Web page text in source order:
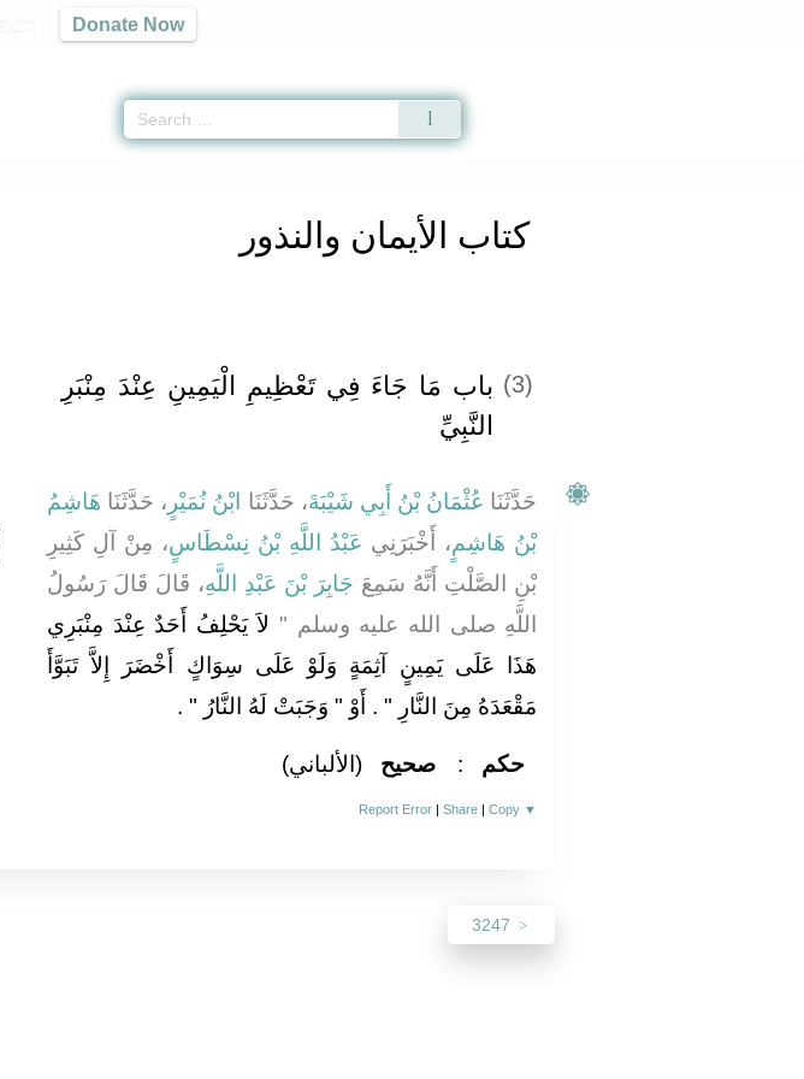
Donate Now
كتاب الأيمان والنذور
(3) باب مَا جَاءَ فِي تَعْظِيمِ الْيَمِينِ عِنْدَ مِنْبَرِ
النَّبِيِّ
حَدَّثَنَا عُثْمَانُ بْنُ أَبِي شَيْبَةَ، حَدَّثَنَا ابْنُ نُمَيْرٍ ، حَدَّثَنَا هَاشِمُ
بْنُ هَاشِمٍ، أَخْبَرَنِي عَبْدُ اللَّهِ بْنُ نِسْطَاسٍ، مِنْ آلِ كَثِيرِ
بْنِ الصَّلْتِ أَنَّهُ سَمِعَ جَابِرَ بْنَ عَبْدِ اللَّهِ، قَالَ قَالَ رَسُولُ
اللَّهِ صلى الله عليه وسلم ‏"‏ لاَ يَحْلِفُ أَحَدٌ عِنْدَ مِنْبَرِي
هَذَا عَلَى يَمِينٍ آثِمَةٍ وَلَوْ عَلَى سِوَاكٍ أَخْضَرَ إِلاَّ تَبَوَّأَ
مَقْعَدَهُ مِنَ النَّارِ ‏"‏ ‏.‏ أَوْ ‏"‏ وَجَبَتْ لَهُ النَّارُ ‏"‏ ‏.‏
صحيح (الألباني) حكم :
Report Error |Share |Copy ▼
3247